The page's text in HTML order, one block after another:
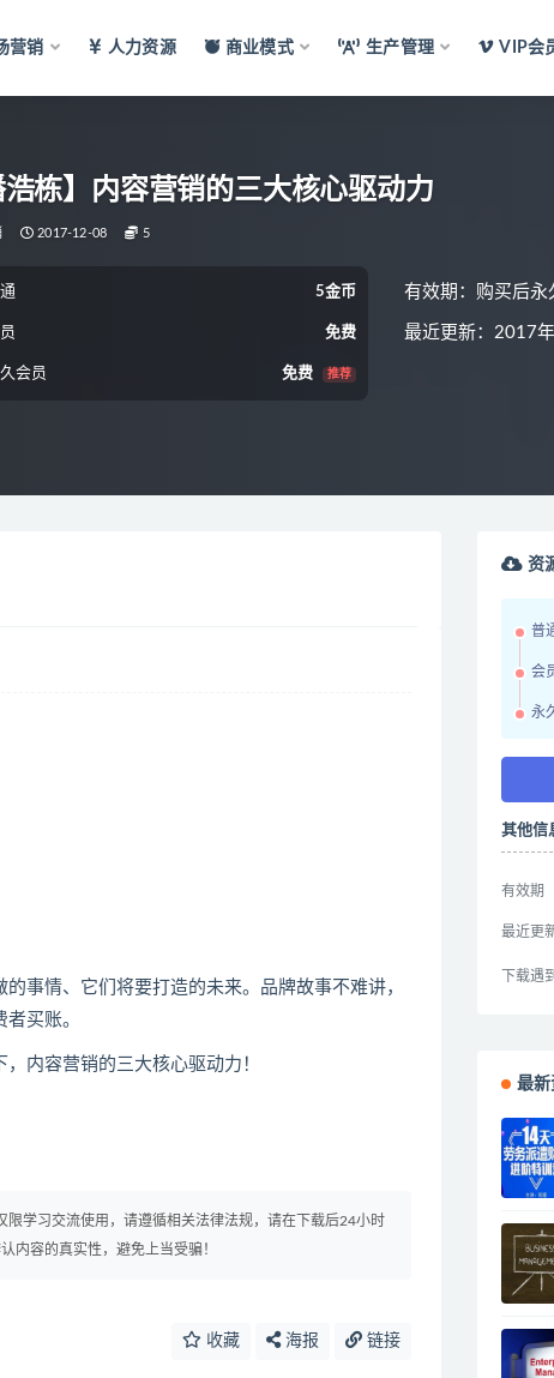
营销 人力资源 商业模式 生产管理 VIP会
浩栋】内容营销的三大核心驱动力
2017-12-08 5
5金币
免费
会员 免费 推荐
有效期：购买后永
最近更新：2017
事情、它们将要打造的未来。品牌故事不难讲，
买账。
内容营销的三大核心驱动力！
学习交流使用，请遵循相关法律法规，请在下载后24小时
内容的真实性，避免上当受骗！
收藏 海报 链接
资
普
会
永
其他信
有效期
最近更
下载遇
最新